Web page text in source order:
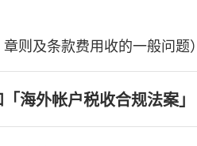
则及条款费用收的一般问题）
海外帐户税收合规法案」